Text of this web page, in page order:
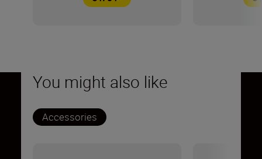
You might also like
Accessories